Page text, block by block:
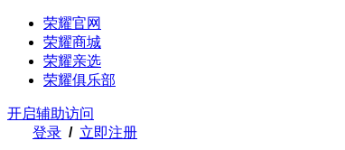
荣耀官网
荣耀商城
荣耀亲选
荣耀俱乐部
开启辅助访问
登录 / 立即注册